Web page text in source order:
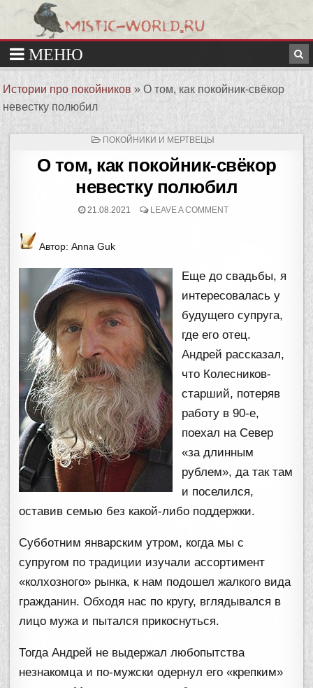
Истории про покойников »О том, как покойник-свёкор
невестку полюбил
ОПУБЛИКОВАНО
ПОКОЙНИКИ И МЕРТВЕЦЫ
О том, как покойник-свёкор
невестку полюбил
21.08.2021 LEAVE A COMMENT
Автор: Anna Guk
Еще до свадьбы, я
интересовалась у
будущего супруга,
где его отец.
Андрей рассказал,
что Колесников-
старший, потеряв
работу в 90-е,
поехал на Север
«за длинным
рублем», да так там
и поселился,
оставив семью без какой-либо поддержки.
Субботним январским утром, когда мы с
супругом по традиции изучали ассортимент
«колхозного» рынка, к нам подошел жалкого вида
гражданин. Обходя нас по кругу, вглядывался в
лицо мужа и пытался прикоснуться.
Тогда Андрей не выдержал любопытства
незнакомца и по-мужски одернул его «крепким»